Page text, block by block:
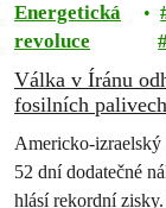
Energetická
revoluce
Válka v Íránu
fosilních palivech
Americko-izraelský
52 dní dodatečné
hlásí rekordní